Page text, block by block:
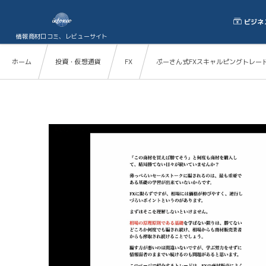
情報商材口コミ、レビューサイト
ビジネ
ホーム 投資・仮想通貨 FX ぷーさん式FXスキャルピングトレー